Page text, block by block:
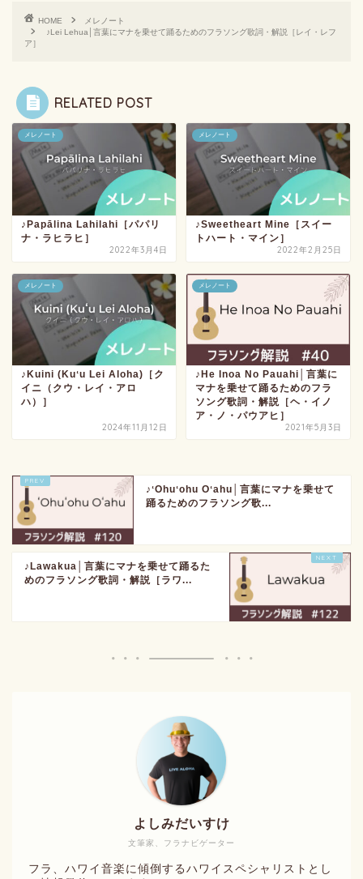
HOME
メレノート
♪Lei Lehua│言葉にマナを乗せて踊るためのフラソング歌詞・解説［レイ・レフ
ア］
RELATED POST
メレノート
♪Papālina Lahilahi［パパリ
ナ・ラヒラヒ］
2022年3月4日
メレノート
♪Sweetheart Mine［スイー
トハート・マイン］
2022年2月25日
メレノート
♪Kuini (Kuʻu Lei Aloha)［ク
イニ（クウ・レイ・アロ
ハ）］
2024年11月12日
メレノート
♪He Inoa No Pauahi│言葉に
マナを乗せて踊るためのフラ
ソング歌詞・解説［ヘ・イノ
ア・ノ・パウアヒ］
2021年5月3日
♪ʻOhuʻohu Oʻahu│言葉にマナを乗せて
踊るためのフラソング歌...
♪Lawakua│言葉にマナを乗せて踊るた
めのフラソング歌詞・解説［ラワ...
文筆家、フラナビゲーター
よしみだいすけ
フラ、ハワイ音楽に傾倒するハワイスペシャリストとし